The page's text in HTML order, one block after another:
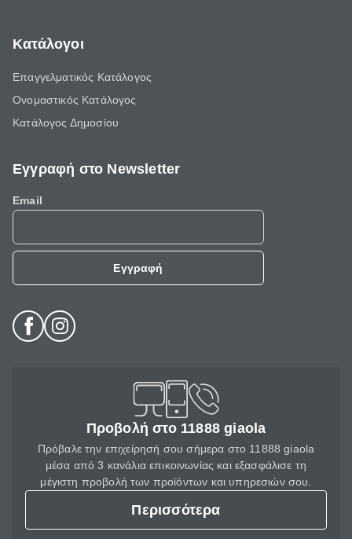
Κατάλογοι
Επαγγελματικός Κατάλογος
Ονομαστικός Κατάλογος
Κατάλογος Δημοσίου
Εγγραφή στο Newsletter
Email
Εγγραφή
Προβολή στο 11888 giaola
Πρόβαλε την επιχείρησή σου σήμερα στο 11888 giaola
μέσα από 3 κανάλια επικοινωνίας και εξασφάλισε τη
μέγιστη προβολή των προϊόντων και υπηρεσιών σου.
Περισσότερα